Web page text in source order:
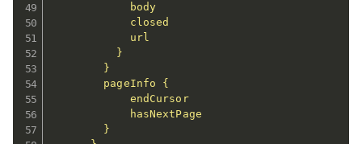
            body
            closed
            url
          }
        }
        pageInfo {
            endCursor
            hasNextPage
        }